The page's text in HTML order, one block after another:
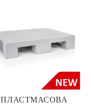
ПЛАСТМАСОВА